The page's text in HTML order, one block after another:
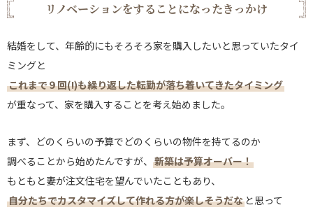
リノベーションをすることになったきっかけ
結婚をして、年齢的にもそろそろ家を購入したいと思っていたタイ
ミングと
これまで９回(!)も繰り返した転勤が落ち着いてきたタイミング
が重なって、家を購入することを考え始めました。
まず、どのくらいの予算でどのくらいの物件を持てるのか
調べることから始めたんですが、 新築は予算オーバー！
もともと妻が注文住宅を望んでいたこともあり、
自分たちでカスタマイズして作れる方が楽しそうだな と思って